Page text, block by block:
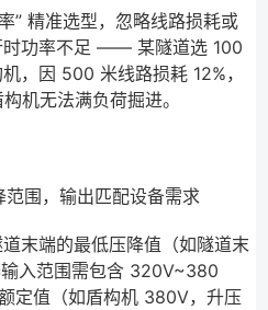
” 精准选型，忽略线路损耗或
时功率不足 —— 某隧道选 100
，因 500 米线路损耗 12%，
机无法满负荷掘进。
围，输出匹配设备需求
末端的最低压降值（如隧道末
入范围需包含 320V~380
定值（如盾构机 380V，升压